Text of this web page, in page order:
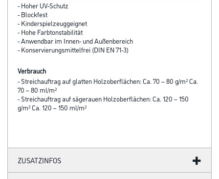
- Hoher UV-Schutz
- Blockfest
- Kinderspielzeuggeignet
- Hohe Farbtonstabilität
- Anwendbar im Innen- und Außenbereich
- Konservierungsmittelfrei (DIN EN 71-3)
Verbrauch
- Streichauftrag auf glatten Holzoberflächen: Ca. 70 – 80 g/m² Ca.
70 – 80 ml/m²
- Streichauftrag auf sägerauen Holzoberflächen: Ca. 120 – 150
g/m² Ca. 120 – 150 ml/m²
ZUSATZINFOS